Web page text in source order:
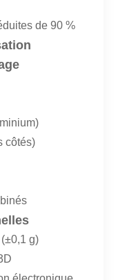
de 90 %
côtés)
g)